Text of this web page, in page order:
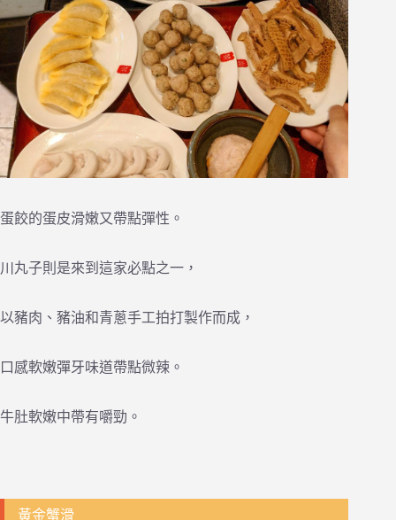
蛋餃的蛋皮滑嫩又帶點彈性。
川丸子則是來到這家必點之一，
以豬肉、豬油和青蔥手工拍打製作而成，
口感軟嫩彈牙味道帶點微辣。
牛肚軟嫩中帶有嚼勁。
黃金蟹滑